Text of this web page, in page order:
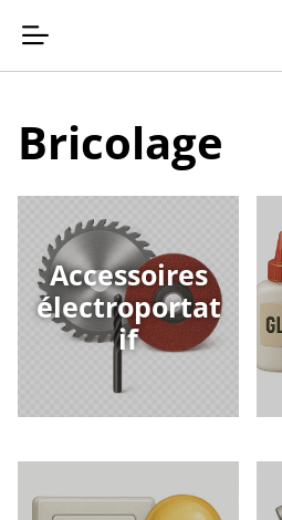
Bricolage
Accessoires
électroportat
if